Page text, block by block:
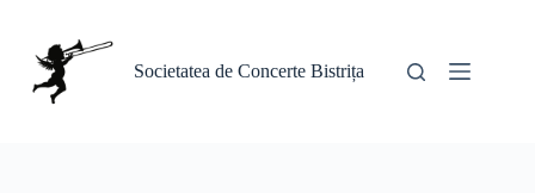
conținut
Societatea de Concerte Bistrița